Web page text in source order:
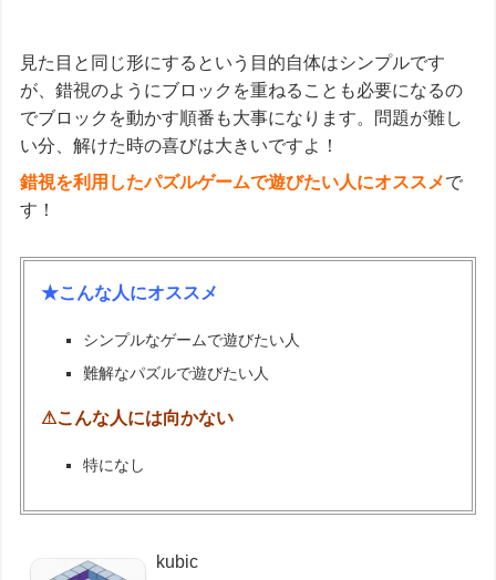
見た目と同じ形にするという目的自体はシンプルです
が、錯視のようにブロックを重ねることも必要になるの
でブロックを動かす順番も大事になります。問題が難し
い分、解けた時の喜びは大きいですよ！
錯視を利用したパズルゲームで遊びたい人にオススメで
す！
★こんな人にオススメ
シンプルなゲームで遊びたい人
難解なパズルで遊びたい人
⚠こんな人には向かない
特になし
kubic